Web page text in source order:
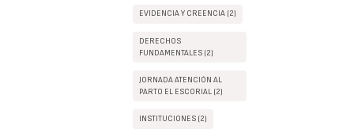
EVIDENCIA Y CREENCIA (2)
DERECHOS
FUNDAMENTALES (2)
JORNADA ATENCIÓN AL
PARTO EL ESCORIAL (2)
INSTITUCIONES (2)